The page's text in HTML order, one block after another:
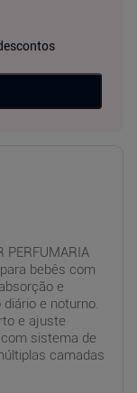
PERFUMARIA
bebês com
e
e noturno.
e ajuste
sistema de
camadas